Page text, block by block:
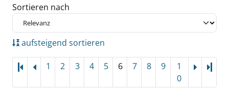
Zu den Suchfiltern springen
Sortieren nach
aufsteigend sortieren
1 2 3 4 5 6 7 8 9
1
0